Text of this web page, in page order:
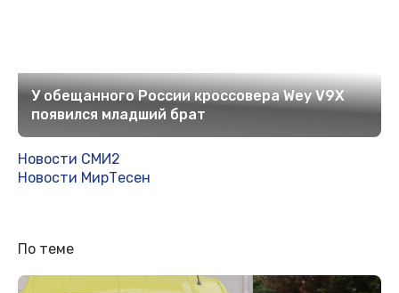
У обещанного России кроссовера Wey V9X
появился младший брат
Новости СМИ2
Новости МирТесен
По теме